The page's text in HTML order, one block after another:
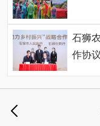
石狮
作协